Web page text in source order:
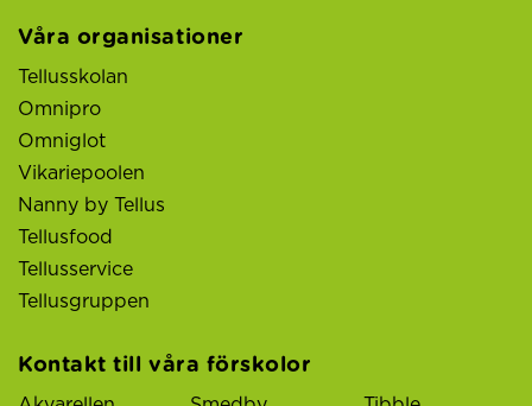
Våra organisationer
Tellusskolan
Omnipro
Omniglot
Vikariepoolen
Nanny by Tellus
Tellusfood
Tellusservice
Tellusgruppen
Kontakt till våra förskolor